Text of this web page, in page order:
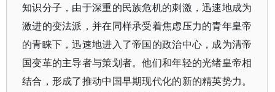
知识分子，由于深重的民族危机的刺激，迅速地成为
激进的变法派，并在同样承受着焦虑压力的青年皇帝
的青睐下，迅速地进入了帝国的政治中心，成为清帝
国变革的主导者与策划者。他们和年轻的光绪皇帝相
结合，形成了推动中国早期现代化的新的精英势力。